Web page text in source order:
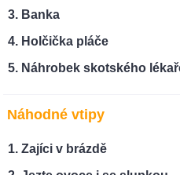
Banka
Holčička pláče
Náhrobek skotského
Náhodné vtipy
Zajíci v brázdě